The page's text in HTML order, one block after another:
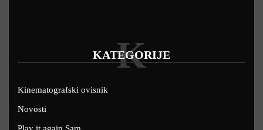
KATEGORIJE
K
Kinematografski ovisnik
Novosti